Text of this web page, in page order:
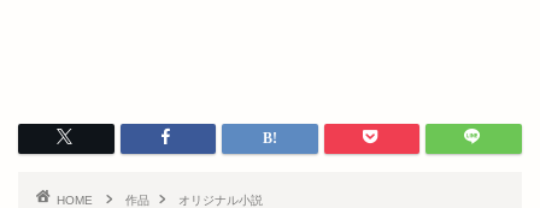
HOME 作品
オリジナル小説